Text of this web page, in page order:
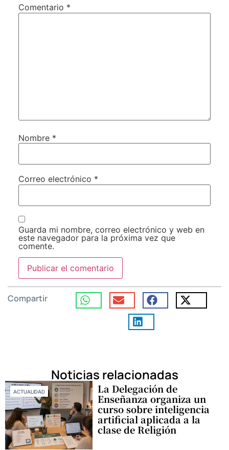
Comentario *
Nombre *
Correo electrónico *
Guarda mi nombre, correo electrónico y web en
este navegador para la próxima vez que
comente.
Compartir
Noticias relacionadas
ACTUALIDAD La Delegación de
Enseñanza organiza un
curso sobre inteligencia
artificial aplicada a la
clase de Religión